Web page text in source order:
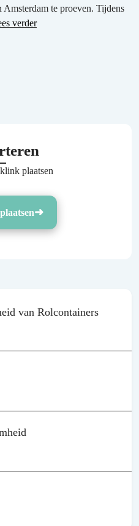
Amsterdam te proeven. Tijdens
verder
plaatsen
van Rolcontainers